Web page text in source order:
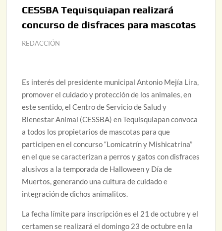
CESSBA Tequisquiapan realizará
concurso de disfraces para mascotas
REDACCIÓN
Es interés del presidente municipal Antonio Mejía Lira,
promover el cuidado y protección de los animales, en
este sentido, el Centro de Servicio de Salud y
Bienestar Animal (CESSBA) en Tequisquiapan convoca
a todos los propietarios de mascotas para que
participen en el concurso “Lomicatrín y Mishicatrina”
en el que se caracterizan a perros y gatos con disfraces
alusivos a la temporada de Halloween y Día de
Muertos, generando una cultura de cuidado e
integración de dichos animalitos.
La fecha límite para inscripción es el 21 de octubre y el
certamen se realizará el domingo 23 de octubre en la